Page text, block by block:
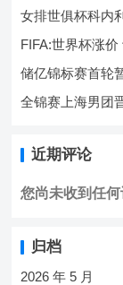
女排世俱杯科内
FIFA:世界杯涨
储亿锦标赛首轮
全锦赛上海男团
近期评论
您尚未收到任何
归档
2026 年 5 月